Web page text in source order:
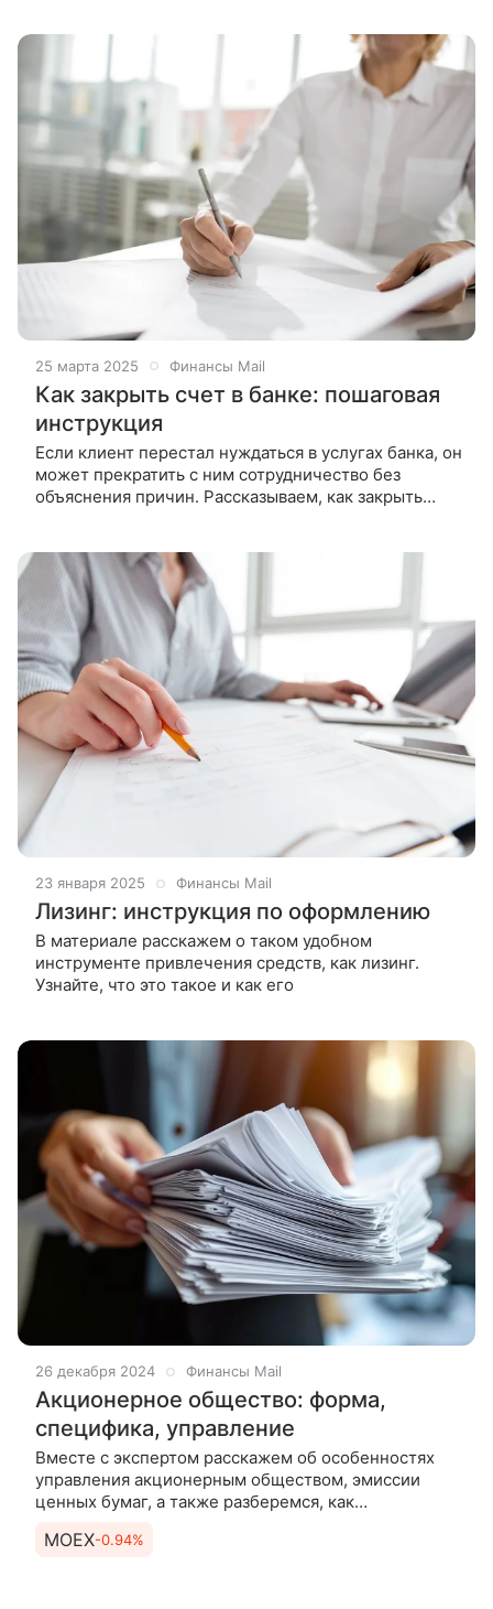
25 марта 2025 Финансы Mail
Как закрыть счет в банке: пошаговая
инструкция
Если клиент перестал нуждаться в услугах банка, он
может прекратить с ним сотрудничество без
объяснения причин. Рассказываем, как закрыть
23 января 2025 Финансы Mail
Лизинг: инструкция по оформлению
В материале расскажем о таком удобном
инструменте привлечения средств, как лизинг.
Узнайте, что это такое и как его
26 декабря 2024 Финансы Mail
Акционерное общество: форма,
специфика, управление
Вместе с экспертом расскажем об особенностях
управления акционерным обществом, эмиссии
ценных бумаг, а также разберемся, как
MOEX-0.94%